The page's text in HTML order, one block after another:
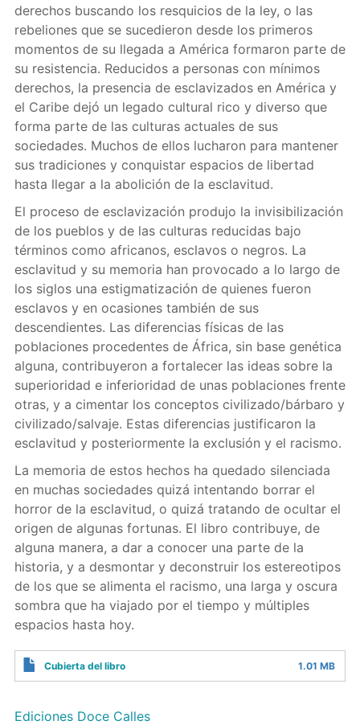
derechos buscando los resquicios de la ley, o las
rebeliones que se sucedieron desde los primeros
momentos de su llegada a América formaron parte de
su resistencia. Reducidos a personas con mínimos
derechos, la presencia de esclavizados en América y
el Caribe dejó un legado cultural rico y diverso que
forma parte de las culturas actuales de sus
sociedades. Muchos de ellos lucharon para mantener
sus tradiciones y conquistar espacios de libertad
hasta llegar a la abolición de la esclavitud.
El proceso de esclavización produjo la invisibilización
de los pueblos y de las culturas reducidas bajo
términos como africanos, esclavos o negros. La
esclavitud y su memoria han provocado a lo largo de
los siglos una estigmatización de quienes fueron
esclavos y en ocasiones también de sus
descendientes. Las diferencias físicas de las
poblaciones procedentes de África, sin base genética
alguna, contribuyeron a fortalecer las ideas sobre la
superioridad e inferioridad de unas poblaciones frente
otras, y a cimentar los conceptos civilizado/bárbaro y
civilizado/salvaje. Estas diferencias justificaron la
esclavitud y posteriormente la exclusión y el racismo.
La memoria de estos hechos ha quedado silenciada
en muchas sociedades quizá intentando borrar el
horror de la esclavitud, o quizá tratando de ocultar el
origen de algunas fortunas. El libro contribuye, de
alguna manera, a dar a conocer una parte de la
historia, y a desmontar y deconstruir los estereotipos
de los que se alimenta el racismo, una larga y oscura
sombra que ha viajado por el tiempo y múltiples
espacios hasta hoy.
Cubierta del libro 1.01 MB
Ediciones Doce Calles